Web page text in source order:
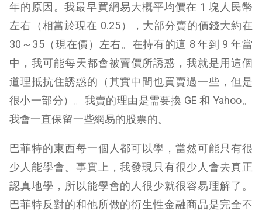
年的原因。我最早買網易大概平均價在 1 塊人民幣
左右（相當於現在 0.25），大部分賣的價錢大約在
30～35（現在價）左右。在持有的這 8 年到 9 年當
中，我可能每天都會被賣價所誘惑，我就是用這個
道理抵抗住誘惑的（其實中間也買賣過一些，但是
很小一部分）。我賣的理由是需要換 GE 和 Yahoo。
我會一直保留一些網易的股票的。
巴菲特的東西每一個人都可以學，當然可能只有很
少人能學會。事實上，我發現只有很少人會去真正
認真地學，所以能學會的人很少就很容易理解了。
巴菲特反對的和他所做的衍生性金融商品是完全不